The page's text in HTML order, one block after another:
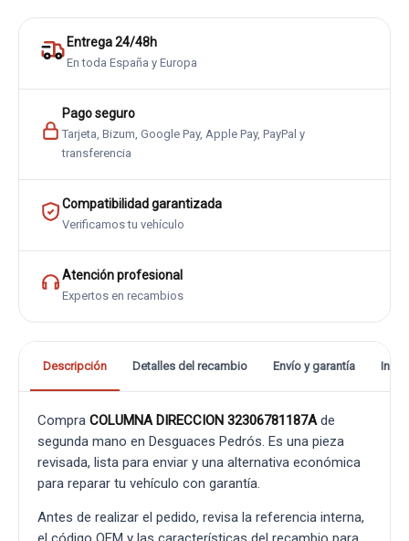
Entrega 24/48h
En toda España y Europa
Pago seguro
Tarjeta, Bizum, Google Pay, Apple Pay, PayPal y
transferencia
Compatibilidad garantizada
Verificamos tu vehículo
Atención profesional
Expertos en recambios
Descripción Detalles del recambio Envío y garantía
Compra COLUMNA DIRECCION 32306781187Ade
segunda mano en Desguaces Pedrós. Es una pieza
revisada, lista para enviar y una alternativa económica
para reparar tu vehículo con garantía.
Antes de realizar el pedido, revisa la referencia interna,